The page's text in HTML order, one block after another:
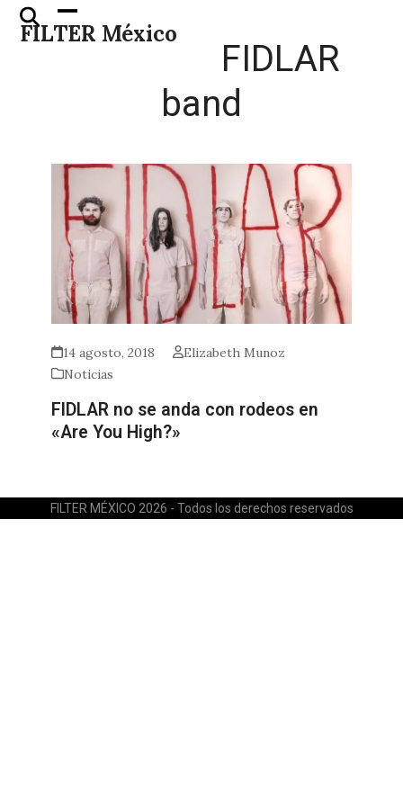
Skip
FILTER México
Open
mobile
Close
mobile
FIDLAR
band
14 agosto, 2018
Elizabeth Munoz
Noticias
FIDLAR no se anda con rodeos en
«Are You High?»
FILTER MÉXICO 2026 - Todos los derechos reservados